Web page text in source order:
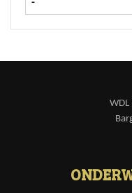
-
WDL